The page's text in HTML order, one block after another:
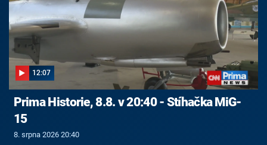
12:07
Prima Historie, 8.8. v 20:40 - Stíhačka MiG-
15
8. srpna 2026 20:40